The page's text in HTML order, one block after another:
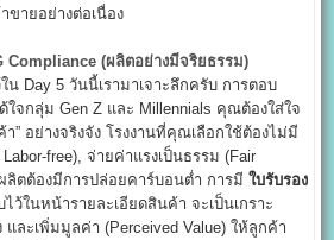
ายอย่างต่อเนื่อง
Compliance (ผลิตอย่างมีจริยธรรม)
น Day 5 วันนี้เรามาเจาะลึกครับ การตอบ
ใจกลุ่ม Gen Z และ Millennials คุณต้องใส่ใจ
” อย่างจริงจัง โรงงานที่คุณเลือกใช้ต้องไม่มี
free), จ่ายค่าแรงเป็นธรรม (Fair
ลิตต้องมีการปล่อยคาร์บอนต่ำ การมีใบรับรอง
ว้ในหน้ารายละเอียดสินค้า จะเป็นเกราะ
ละเพิ่มมูลค่า (Perceived Value) ให้ลูกค้า